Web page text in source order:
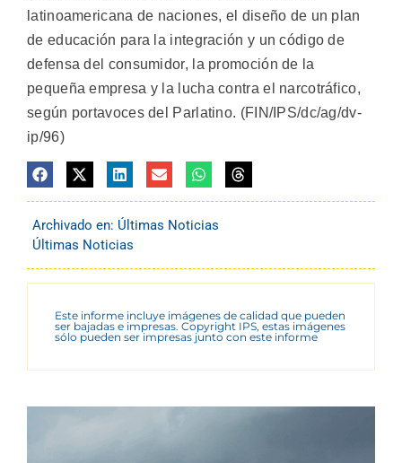
latinoamericana de naciones, el diseño de un plan
de educación para la integración y un código de
defensa del consumidor, la promoción de la
pequeña empresa y la lucha contra el narcotráfico,
según portavoces del Parlatino. (FIN/IPS/dc/ag/dv-
ip/96)
Archivado en: Últimas Noticias
Últimas Noticias
Este informe incluye imágenes de calidad que pueden
ser bajadas e impresas. Copyright IPS, estas imágenes
sólo pueden ser impresas junto con este informe